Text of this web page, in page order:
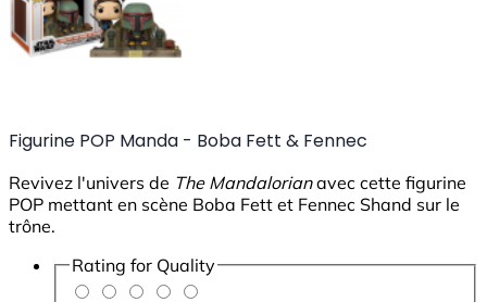
Figurine POP Manda - Boba Fett & Fennec
Revivez l'univers de The Mandalorianavec cette figurine
POP mettant en scène Boba Fett et Fennec Shand sur le
trône.
Rating for Quality